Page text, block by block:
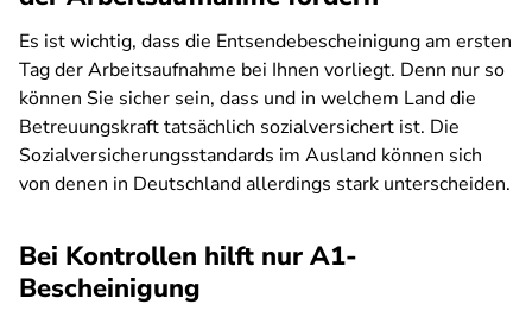
Es ist wichtig, dass die Entsendebescheinigung am ersten
Tag der Arbeitsaufnahme bei Ihnen vorliegt. Denn nur so
können Sie sicher sein, dass und in welchem Land die
Betreuungskraft tatsächlich sozialversichert ist. Die
Sozialversicherungsstandards im Ausland können sich
von denen in Deutschland allerdings stark unterscheiden.
Bei Kontrollen hilft nur A1-
Bescheinigung